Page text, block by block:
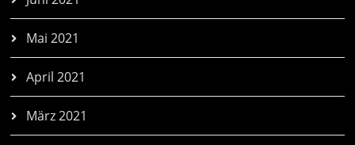
Mai 2021
April 2021
März 2021